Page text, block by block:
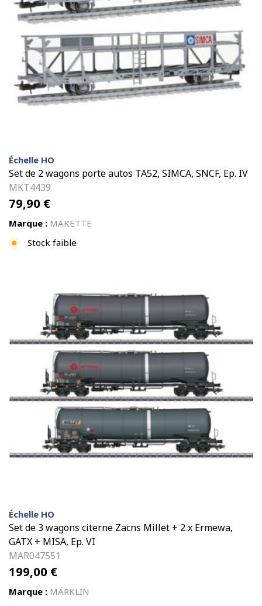
Échelle HO
Set de 2 wagons porte autos TA52, SIMCA, SNCF, Ep. IV
MKT4439
79,90 €
Marque : MAKETTE
Stock faible
Échelle HO
Set de 3 wagons citerne Zacns Millet + 2 x Ermewa,
GATX + MISA, Ep. VI
MAR047551
199,00 €
Marque : MÄRKLIN